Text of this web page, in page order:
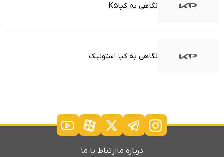
نگاهی به کیاK5
نگاهی به کیا استونیک
درباره ماارتباط با ما